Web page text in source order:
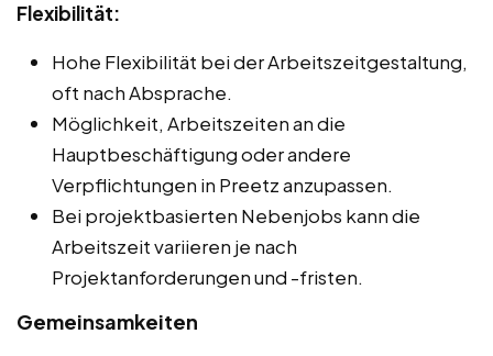
Flexibilität:
Hohe Flexibilität bei der Arbeitszeitgestaltung,
oft nach Absprache.
Möglichkeit, Arbeitszeiten an die
Hauptbeschäftigung oder andere
Verpflichtungen in Preetz anzupassen.
Bei projektbasierten Nebenjobs kann die
Arbeitszeit variieren je nach
Projektanforderungen und -fristen.
Gemeinsamkeiten